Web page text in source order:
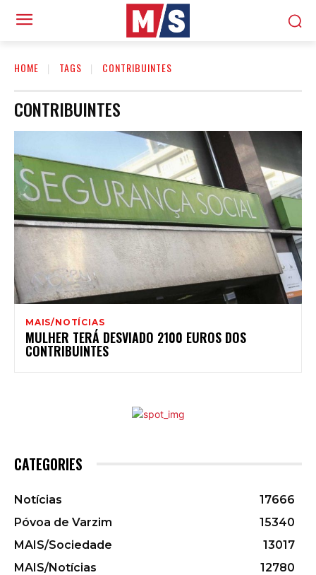
HOME TAGS CONTRIBUINTES
CONTRIBUINTES
MAIS/NOTÍCIAS
MULHER TERÁ DESVIADO 2100 EUROS DOS
CONTRIBUINTES
CATEGORIES
Notícias
17666
Póvoa de Varzim
15340
MAIS/Sociedade
13017
MAIS/Notícias
12780